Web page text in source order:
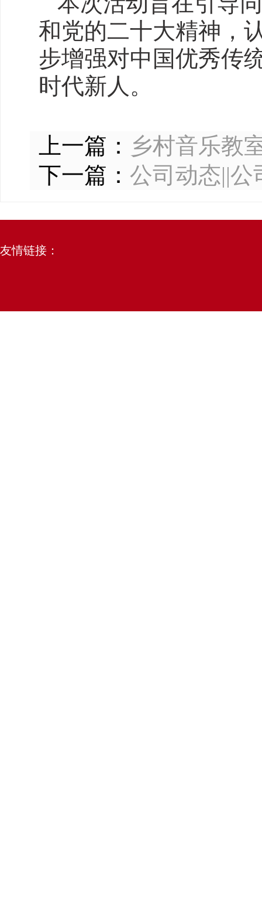
和党的二十大精神，
步增强对中国优秀传
时代新人。
上一篇： 乡村音乐教
下一篇： 公司动态||
友情链接：